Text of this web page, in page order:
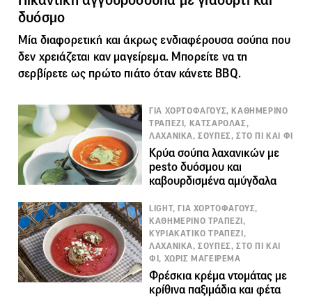
δυόσμο
Μία διαφορετική και άκρως ενδιαφέρουσα σούπα που
δεν χρειάζεται καν μαγείρεμα. Μπορείτε να τη
σερβίρετε ως πρώτο πιάτο όταν κάνετε BBQ.
ΓΙΑ ΧΟΡΤΟΦΑΓΟΥΣ, ΚΑΘΗΜΕΡΙΝΟ
ΤΡΑΠΕΖΙ, ΚΑΤΣΑΡΟΛΑΣ,
ΛΑΧΑΝΙΚΑ, ΣΟΥΠΕΣ, ΣΤΟ ΠΙ ΚΑΙ ΦΙ
Κρύα σούπα λαχανικών με
pesto δυόσμου και
καβουρδισμένα αμύγδαλα
LIGHT, ΓΙΑ ΧΟΡΤΟΦΑΓΟΥΣ,
ΚΑΘΗΜΕΡΙΝΟ ΤΡΑΠΕΖΙ,
ΚΥΡΙΑΚΑΤΙΚΟ ΤΡΑΠΕΖΙ,
ΛΑΧΑΝΙΚΑ, ΣΟΥΠΕΣ, ΣΤΟ ΠΙ ΚΑΙ
ΦΙ, ΧΩΡΙΣ ΜΑΓΕΙΡΕΜΑ
Φρέσκια κρέμα ντομάτας με
κρίθινα παξιμάδια και φέτα